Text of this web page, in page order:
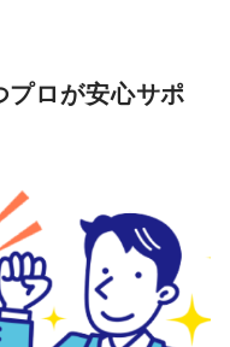
プロが安心サポ